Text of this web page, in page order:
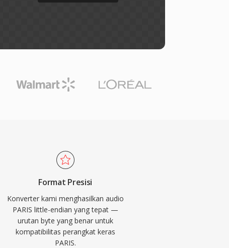
Format Presisi
Konverter kami menghasilkan audio
PARIS little-endian yang tepat —
urutan byte yang benar untuk
kompatibilitas perangkat keras
PARIS.